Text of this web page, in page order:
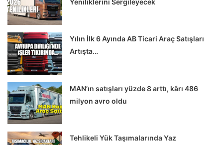
Yeniliklerini Sergileyecek
Yılın İlk 6 Ayında AB Ticari Araç Satışları
Artışta…
MAN’ın satışları yüzde 8 arttı, kârı 486
milyon avro oldu
Tehlikeli Yük Taşımalarında Yaz